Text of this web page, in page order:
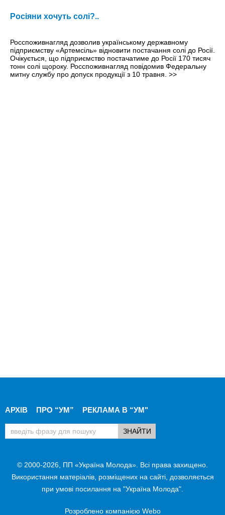
Росіяни хочуть солі?..
Росспоживнагляд дозволив українському державному
підприємству «Артемсіль» відновити постачання солі до Росії.
Очікується, що підприємство постачатиме до Росії 170 тисяч
тонн солі щороку. Росспоживнагляд повідомив Федеральну
митну службу про допуск продукції з 10 травня. >>
АРХІВ ПРО “УМ” РЕКЛАМА В “УМ"
© 2000-2026, ПП «Україна Молода». Всі права захищено.
Використання матеріалів, розміщених на сайті, дозволяється
при умові посилання на "Україна Молода".
Розроблено компанією Webo